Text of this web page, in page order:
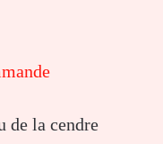
de la cendre